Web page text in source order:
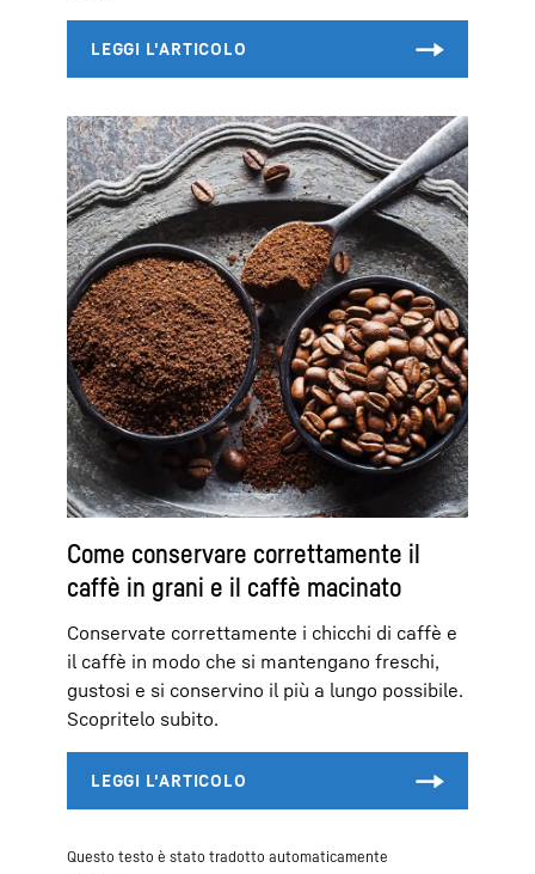
Come conservare correttamente il
caffè in grani e il caffè macinato
Conservate correttamente i chicchi di caffè e
il caffè in modo che si mantengano freschi,
gustosi e si conservino il più a lungo possibile.
Scopritelo subito.
Questo testo è stato tradotto automaticamente